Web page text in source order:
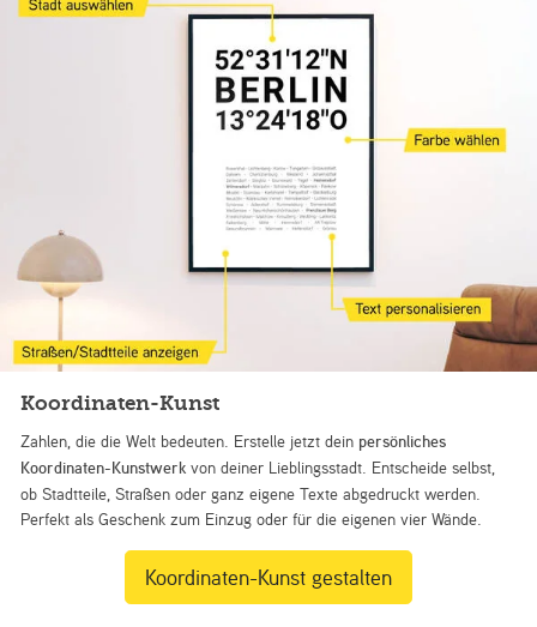
Koordinaten-Kunst
Zahlen, die die Welt bedeuten. Erstelle jetzt dein persönliches
Koordinaten-Kunstwerk von deiner Lieblingsstadt. Entscheide selbst,
ob Stadtteile, Straßen oder ganz eigene Texte abgedruckt werden.
Perfekt als Geschenk zum Einzug oder für die eigenen vier Wände.
Koordinaten-Kunst gestalten